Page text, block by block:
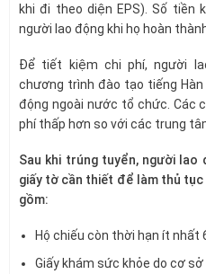
khi đi theo diện EPS). Số tiền
người lao động khi họ hoàn
Để tiết kiệm chi phí, người
chương trình đào tạo tiếng
động ngoài nước tổ chức. Các
phí thấp hơn so với các trung
Sau khi trúng tuyển, người
giấy tờ cần thiết để làm thủ tục
gồm:
Hộ chiếu còn thời hạn ít nhất
Giấy khám sức khỏe do cơ